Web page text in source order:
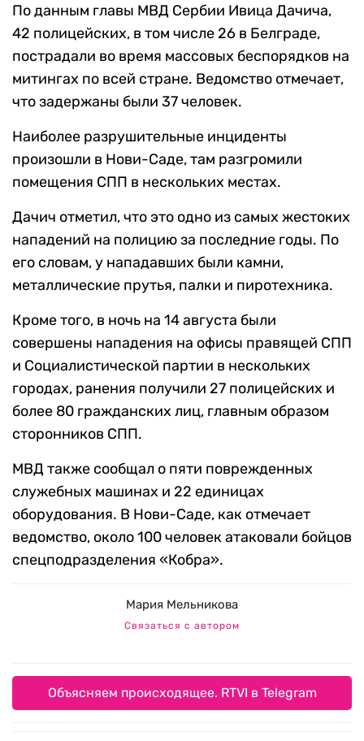
По данным главы МВД Сербии Ивица Дачича,
42 полицейских, в том числе 26 в Белграде,
пострадали во время массовых беспорядков на
митингах по всей стране. Ведомство отмечает,
что задержаны были 37 человек.
Наиболее разрушительные инциденты
произошли в Нови-Саде, там разгромили
помещения СПП в нескольких местах.
Дачич отметил, что это одно из самых жестоких
нападений на полицию за последние годы. По
его словам, у нападавших были камни,
металлические прутья, палки и пиротехника.
Кроме того, в ночь на 14 августа были
совершены нападения на офисы правящей СПП
и Социалистической партии в нескольких
городах, ранения получили 27 полицейских и
более 80 гражданских лиц, главным образом
сторонников СПП.
МВД также сообщал о пяти поврежденных
служебных машинах и 22 единицах
оборудования. В Нови-Саде, как отмечает
ведомство, около 100 человек атаковали бойцов
спецподразделения «Кобра».
Мария Мельникова
Связаться с автором
Объясняем происходящее. RTVI в Telegram